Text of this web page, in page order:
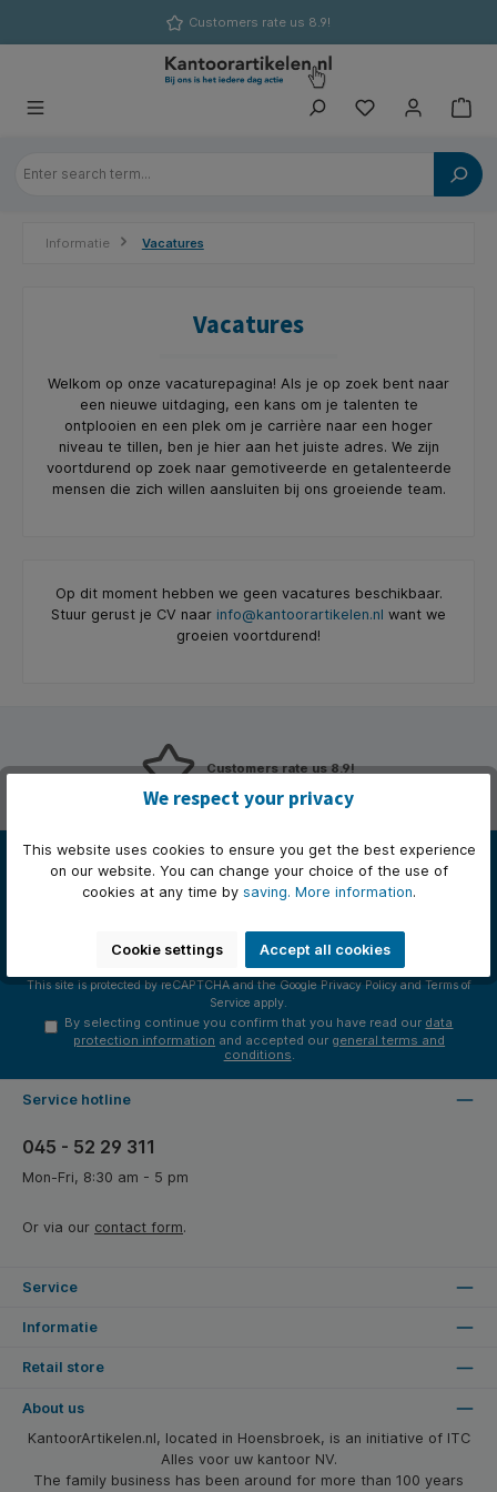
Customers rate us 8.9!
Informatie Vacatures
Vacatures
Welkom op onze vacaturepagina! Als je op zoek bent naar
een nieuwe uitdaging, een kans om je talenten te
ontplooien en een plek om je carrière naar een hoger
niveau te tillen, ben je hier aan het juiste adres. We zijn
voortdurend op zoek naar gemotiveerde en getalenteerde
mensen die zich willen aansluiten bij ons groeiende team.
Op dit moment hebben we geen vacatures beschikbaar.
Stuur gerust je CV naar info@kantoorartikelen.nl want we
groeien voortdurend!
Customers rate us 8.9!
Newsletter
Just subscribe to our newsletter and you will always be among
the first to be informed about new products and offers.
address*
This site is protected by reCAPTCHA and the Google Privacy Policyand Terms of
Service apply.
By selecting continue you confirm that you have read our data
protection information and accepted our general terms and
conditions.
Service hotline
045 - 52 29 311
Mon-Fri, 8:30 am - 5 pm
Or via our contact form.
Service
Informatie
Retail store
About us
KantoorArtikelen.nl, located in Hoensbroek, is an initiative of ITC
Alles voor uw kantoor NV.
The family business has been around for more than 100 years
We respect your privacy
This website uses cookies to ensure you get the best experience
on our website. You can change your choice of the use of
cookies at any time by saving. More information.
Cookie settings Accept all cookies